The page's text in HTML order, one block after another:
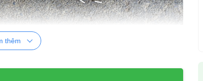
phân tán sơn 100
Inox hoàn toàn nên có độ bền trường tồn theo thời gian.
thêm